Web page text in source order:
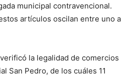
municipal contravencional.
artículos oscilan entre uno a
la legalidad de comercios
San Pedro, de los cuáles 11